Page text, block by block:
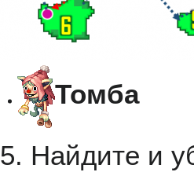
Томба
5. Найдите и